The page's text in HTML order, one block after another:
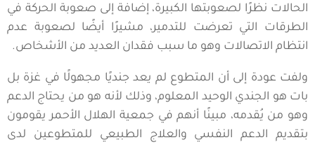
الحالات نظرًا لصعوبتها الكبيرة، إضافة إلى صعوبة الحركة في
الطرقات التي تعرضت للتدمير، مشيرًا أيضًا لصعوبة عدم
انتظام الاتصالات وهو ما سبب فقدان العديد من الأشخاص.
ولفت عودة إلى أن المتطوع لم يعد جنديًا مجهولًا في غزة بل
بات هو الجندي الوحيد المعلوم، وذلك لأنه هو من يحتاج الدعم
وهو من يُقدمه، مبينًا أنهم في جمعية الهلال الأحمر يقومون
بتقديم الدعم النفسي والعلاج الطبيعي للمتطوعين لدى